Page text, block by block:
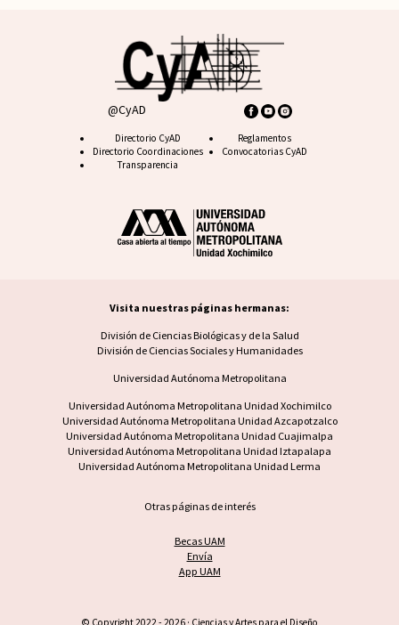
@CyAD
Footer CyAD
Directorio CyAD
Directorio Coordinaciones
Transparencia
Footer FAQ
Reglamentos
Convocatorias CyAD
Visita nuestras páginas hermanas:
Visita nuestras páginas hermanas
División de Ciencias Biológicas y de la Salud
División de Ciencias Sociales y Humanidades
Universidad Autónoma Metropolitana
Footer UAM unidad
Universidad Autónoma Metropolitana Unidad Xochimilco
Universidad Autónoma Metropolitana Unidad Azcapotzalco
Universidad Autónoma Metropolitana Unidad Cuajimalpa
Universidad Autónoma Metropolitana Unidad Iztapalapa
Universidad Autónoma Metropolitana Unidad Lerma
Otras páginas de interés
Becas UAM
Envía
App UAM
© Copyright 2022 - 2026 · Ciencias y Artes para el Diseño